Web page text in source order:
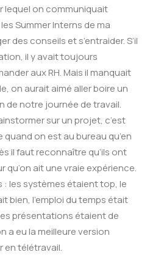
lequel on communiquait
Summer Interns de ma
des conseils et s’entraider. S’il
il y avait toujours
aux RH. Mais il manquait
on aurait aimé aller boire un
de notre journée de travail.
sur un projet, c’est
on est au bureau qu’en
il faut reconnaître qu’ils ont
qu’on ait une vraie expérience.
: les systèmes étaient top, le
bien, l’emploi du temps était
présentations étaient de
a eu la meilleure version
en télétravail.